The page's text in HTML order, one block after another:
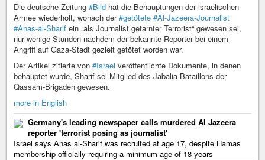
Die deutsche Zeitung #Bild hat die Behauptungen der israelischen
Armee wiederholt, wonach der#getötete #Al-Jazeera-Journalist
#Anas-al-Sharif ein „als Journalist getarnter Terrorist“ gewesen sei,
nur wenige Stunden nachdem der bekannte Reporter bei einem
Angriff auf Gaza-Stadt gezielt getötet worden war.
Der Artikel zitierte von #Israel veröffentlichte Dokumente, in denen
behauptet wurde, Sharif sei Mitglied des Jabalia-Bataillons der
Qassam-Brigaden gewesen.
more in English
Germany's leading newspaper calls murdered Al Jazeera
reporter 'terrorist posing as journalist'
Israel says Anas al-Sharif was recruited at age 17, despite Hamas
membership officially requiring a minimum age of 18 years